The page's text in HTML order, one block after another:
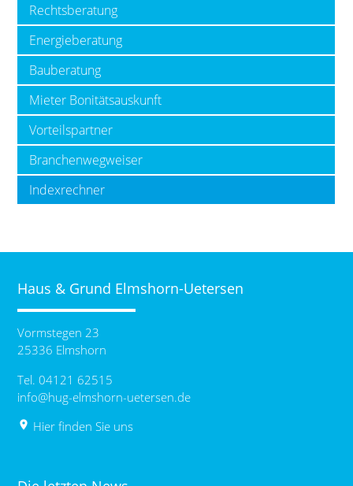
Rechtsberatung
Energieberatung
Bauberatung
Mieter Bonitätsauskunft
Vorteilspartner
Branchenwegweiser
Indexrechner
Haus & Grund Elmshorn-Uetersen
Vormstegen 23
25336 Elmshorn
Tel. 04121 62515
info@hug-elmshorn-uetersen.de
place Hier finden Sie uns